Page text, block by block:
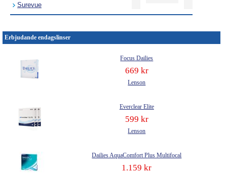
Surevue
Erbjudande endagslinser
Focus Dailies
669 kr
Lenson
Everclear Elite
599 kr
Lenson
Dailies AquaComfort Plus Multifocal
1.159 kr